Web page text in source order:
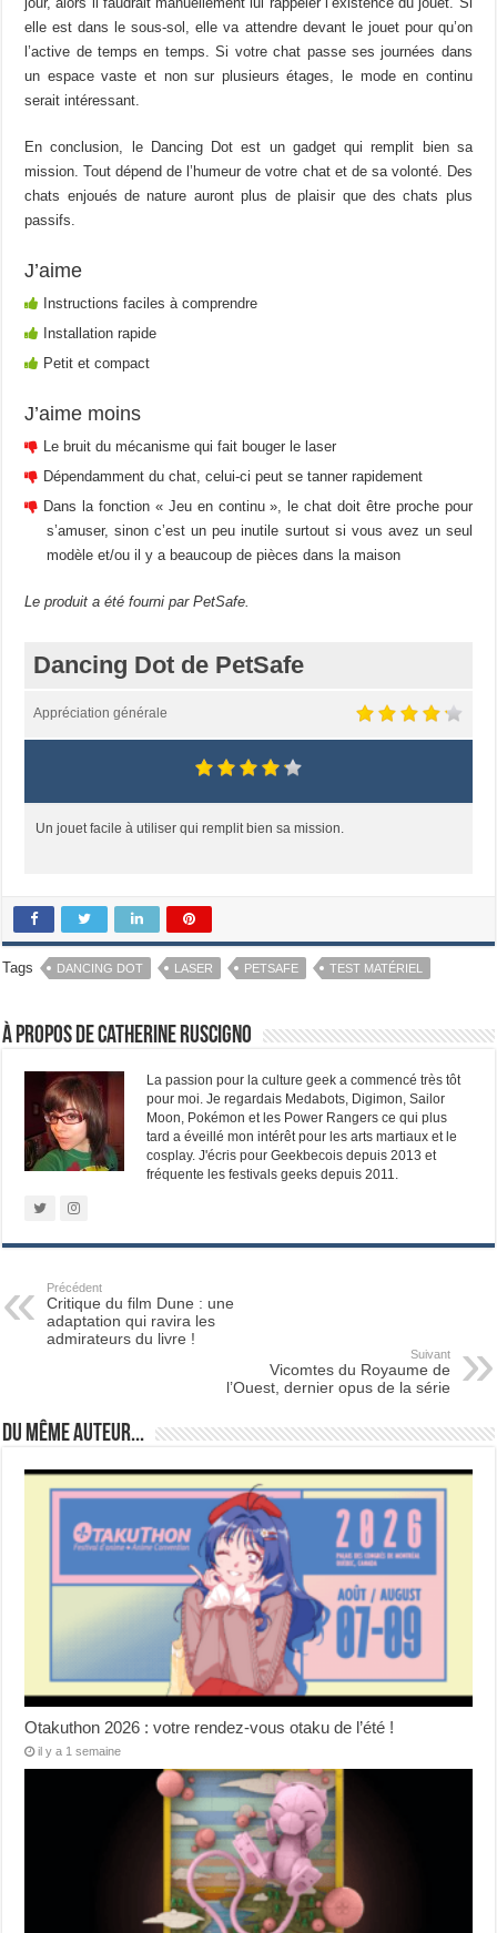
elle est dans le sous-sol, elle va attendre devant le jouet pour qu’on
l’active de temps en temps. Si votre chat passe ses journées dans
un espace vaste et non sur plusieurs étages, le mode en continu
serait intéressant.
En conclusion, le Dancing Dot est un gadget qui remplit bien sa
mission. Tout dépend de l’humeur de votre chat et de sa volonté. Des
chats enjoués de nature auront plus de plaisir que des chats plus
passifs.
J’aime
Instructions faciles à comprendre
Installation rapide
Petit et compact
J’aime moins
Le bruit du mécanisme qui fait bouger le laser
Dépendamment du chat, celui-ci peut se tanner rapidement
Dans la fonction « Jeu en continu », le chat doit être proche pour
s’amuser, sinon c’est un peu inutile surtout si vous avez un seul
modèle et/ou il y a beaucoup de pièces dans la maison
Le produit a été fourni par PetSafe.
Dancing Dot de PetSafe
Appréciation générale
Un jouet facile à utiliser qui remplit bien sa mission.
Tags DANCING DOT LASER PETSAFE TEST MATÉRIEL
À propos de Catherine Ruscigno
La passion pour la culture geek a commencé très tôt
pour moi. Je regardais Medabots, Digimon, Sailor
Moon, Pokémon et les Power Rangers ce qui plus
tard a éveillé mon intérêt pour les arts martiaux et le
cosplay. J'écris pour Geekbecois depuis 2013 et
fréquente les festivals geeks depuis 2011.
Précédent
Critique du film Dune : une
adaptation qui ravira les
admirateurs du livre !
Suivant
Vicomtes du Royaume de
l’Ouest, dernier opus de la série
Du même auteur...
Otakuthon 2026 : votre rendez-vous otaku de l’été !
il y a 1 semaine